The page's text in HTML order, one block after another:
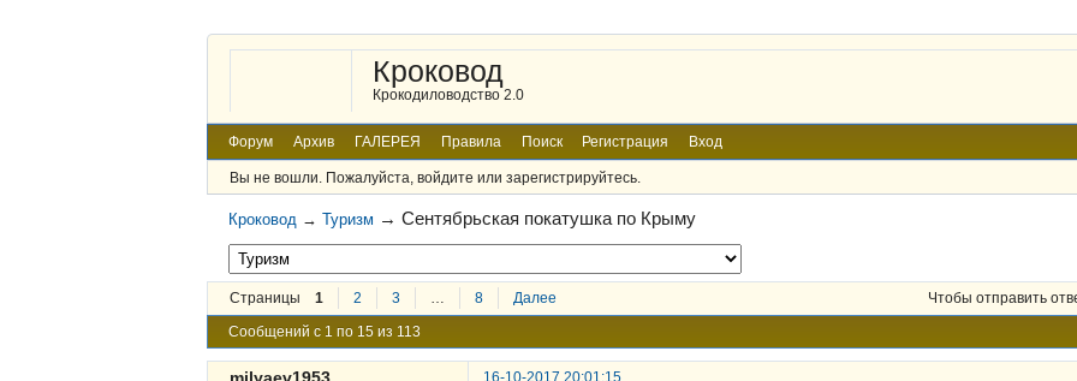
Кроковод
Крокодиловодство 2.0
Форум Архив ГАЛЕРЕЯ Правила Поиск Регистрация Вход
Вы не вошли. Пожалуйста, войдите или зарегистрируйтесь.
Кроковод →Туризм →Сентябрьская покатушка по Крыму
Страницы 1 2 3 … 8 Далее Чтобы отправить
Сообщений с 1 по 15 из 113